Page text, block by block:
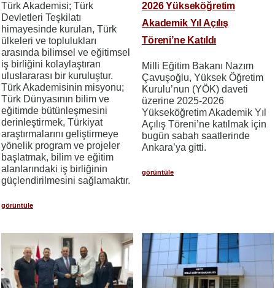
Türk Akademisi; Türk
Devletleri Teşkilatı
himayesinde kurulan, Türk
ülkeleri ve toplulukları
arasında bilimsel ve eğitimsel
iş birliğini kolaylaştıran
uluslararası bir kuruluştur.
Türk Akademisinin misyonu;
Türk Dünyasının bilim ve
eğitimde bütünleşmesini
derinleştirmek, Türkiyat
araştırmalarını geliştirmeye
yönelik program ve projeler
başlatmak, bilim ve eğitim
alanlarındaki iş birliğinin
güçlendirilmesini sağlamaktır.
görüntüle
2026 Yükseköğretim
Akademik Yıl Açılış
Töreni’ne Katıldı
Milli Eğitim Bakanı Nazım
Çavuşoğlu, Yüksek Öğretim
Kurulu’nun (YÖK) daveti
üzerine 2025-2026
Yükseköğretim Akademik Yıl
Açılış Töreni’ne katılmak için
bugün sabah saatlerinde
Ankara’ya gitti.
görüntüle